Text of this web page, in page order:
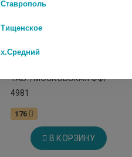
ТАБ. /МОСКОВСКАЯ ФФ/
4981
176
В КОРЗИНУ
Ставрополь
Тищенское
х.Средний